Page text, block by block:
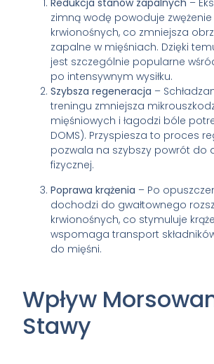
Redukcja stanów zapalnych –
zimną wodę powoduje
krwionośnych, co zmniejsza
zapalne w mięśniach. Dzięki
jest szczególnie popularne
po intensywnym wysiłku.
Szybsza regeneracja –
treningu zmniejsza
mięśniowych i łagodzi bóle
DOMS). Przyspiesza to proces
pozwala na szybszy powrót do
fizycznej.
Poprawa krążenia – Po
dochodzi do gwałtownego
krwionośnych, co stymuluje
wspomaga transport
do mięśni.
Wpływ
Stawy